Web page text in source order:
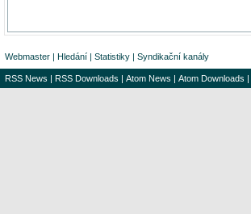
Webmaster | Hledání | Statistiky | Syndikační kanály
RSS News | RSS Downloads | Atom News | Atom Downloads |